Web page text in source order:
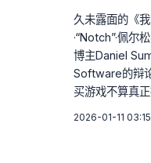
久未露面的《
·“Notch”·佩尔
博主Daniel
Software的辩
买游戏不算真
2026-01-11